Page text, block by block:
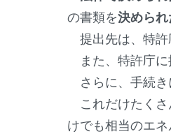
の書類を決めら
提出先は、特許
また、特許庁に
さらに、手続き
これだけたくさ
けでも相当のエネ